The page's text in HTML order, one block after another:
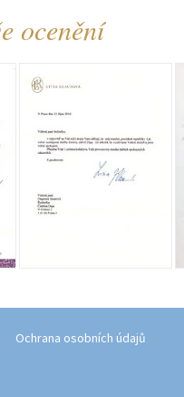
ocenění
Ochrana osobních údajů